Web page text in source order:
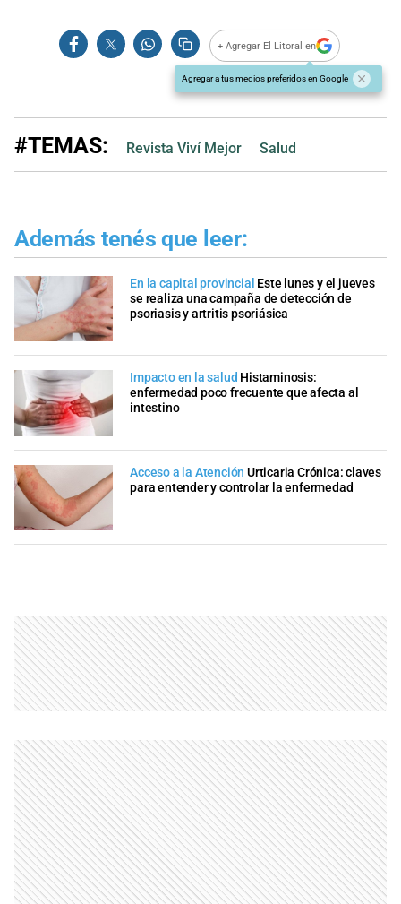
+ Agregar El Litoral en
Agregar a tus medios preferidos en Google
#TEMAS: Revista Viví Mejor Salud
Además tenés que leer:
En la capital provincial Este lunes y el jueves
se realiza una campaña de detección de
psoriasis y artritis psoriásica
Impacto en la salud Histaminosis:
enfermedad poco frecuente que afecta al
intestino
Acceso a la Atención Urticaria Crónica: claves
para entender y controlar la enfermedad